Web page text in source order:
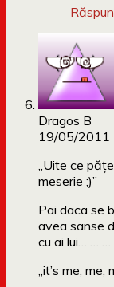
Dragos B
19/05/2011
„Uite ce
meserie ;)”
Pai daca se
avea sanse
cu ai lui… … …
„it’s me, me,